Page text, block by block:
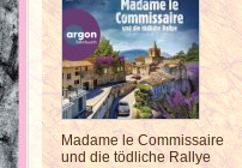
Madame le Commissaire
und die tödliche Rallye